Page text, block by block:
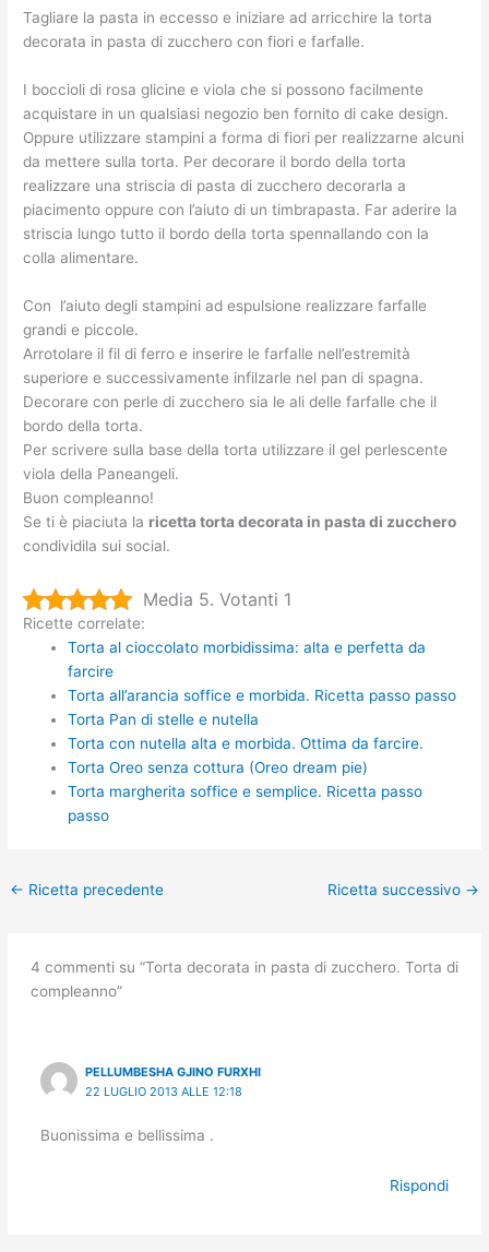
Tagliare la pasta in eccesso e iniziare ad arricchire la torta
decorata in pasta di zucchero con fiori e farfalle.
I boccioli di rosa glicine e viola che si possono facilmente
acquistare in un qualsiasi negozio ben fornito di cake design.
Oppure utilizzare stampini a forma di fiori per realizzarne alcuni
da mettere sulla torta. Per decorare il bordo della torta
realizzare una striscia di pasta di zucchero decorarla a
piacimento oppure con l’aiuto di un timbrapasta. Far aderire la
striscia lungo tutto il bordo della torta spennallando con la
colla alimentare.
Con l’aiuto degli stampini ad espulsione realizzare farfalle
grandi e piccole.
Arrotolare il fil di ferro e inserire le farfalle nell’estremità
superiore e successivamente infilzarle nel pan di spagna.
Decorare con perle di zucchero sia le ali delle farfalle che il
bordo della torta.
Per scrivere sulla base della torta utilizzare il gel perlescente
viola della Paneangeli.
Buon compleanno!
Se ti è piaciuta la ricetta torta decorata in pasta di zucchero
condividila sui social.
Media 5. Votanti 1
Ricette correlate:
Torta al cioccolato morbidissima: alta e perfetta da
farcire
Torta all’arancia soffice e morbida. Ricetta passo passo
Torta Pan di stelle e nutella
Torta con nutella alta e morbida. Ottima da farcire.
Torta Oreo senza cottura (Oreo dream pie)
Torta margherita soffice e semplice. Ricetta passo
passo
← Ricetta precedente Ricetta successivo →
4 commenti su “Torta decorata in pasta di zucchero. Torta di
compleanno”
PELLUMBESHA GJINO FURXHI
22 LUGLIO 2013 ALLE 12:18
Buonissima e bellissima .
Rispondi